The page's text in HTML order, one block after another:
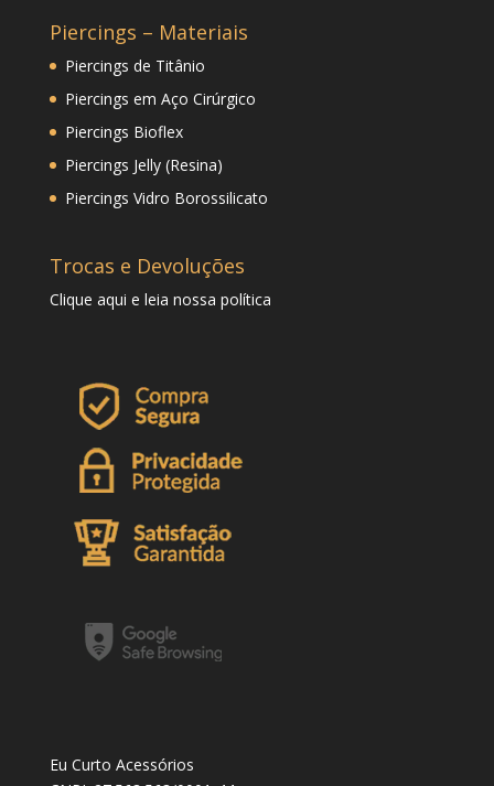
Piercings – Materiais
Piercings de Titânio
Piercings em Aço Cirúrgico
Piercings Bioflex
Piercings Jelly (Resina)
Piercings Vidro Borossilicato
Trocas e Devoluções
Clique aqui e leia nossa política
Eu Curto Acessórios